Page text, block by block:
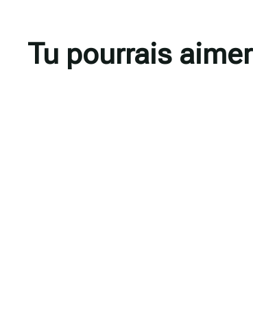
Tu pourrais aimer